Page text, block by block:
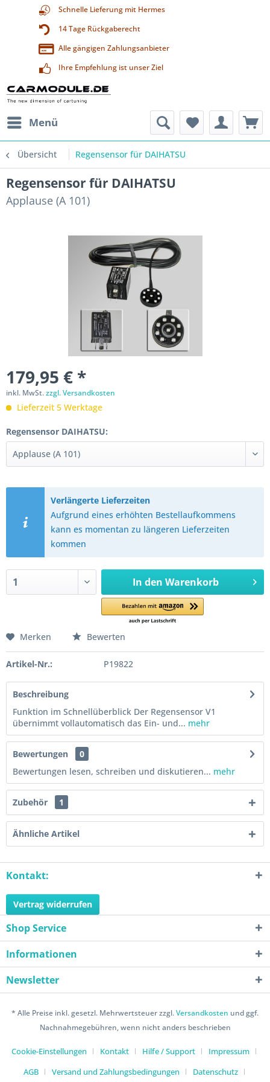
Schnelle Lieferung mit Hermes
14 Tage Rückgaberecht
Alle gängigen Zahlungsanbieter
Ihre Empfehlung ist unser Ziel
Menü
Übersicht Regensensor für DAIHATSU
Regensensor für DAIHATSU
Applause (A 101)
179,95 € *
inkl. MwSt.zzgl. Versandkosten
Lieferzeit 5 Werktage
Regensensor DAIHATSU:
Verlängerte Lieferzeiten
Aufgrund eines erhöhten Bestellaufkommens
kann es momentan zu längeren Lieferzeiten
kommen
In den Warenkorb
Merken Bewerten
Artikel-Nr.: P19822
Beschreibung
Funktion im Schnellüberblick Der Regensensor V1
übernimmt vollautomatisch das Ein- und... mehr
Bewertungen
0
Bewertungen lesen, schreiben und diskutieren... mehr
Zubehör 1
Ähnliche Artikel
Kontakt:
Vertrag widerrufen
Shop Service
Informationen
Newsletter
* Alle Preise inkl. gesetzl. Mehrwertsteuer zzgl.Versandkosten und ggf.
Nachnahmegebühren, wenn nicht anders beschrieben
Cookie-Einstellungen Kontakt Hilfe / Support
Impressum
AGB
Versand und Zahlungsbedingungen Datenschutz